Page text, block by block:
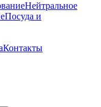
Нейтральное
Посуда и
Контакты